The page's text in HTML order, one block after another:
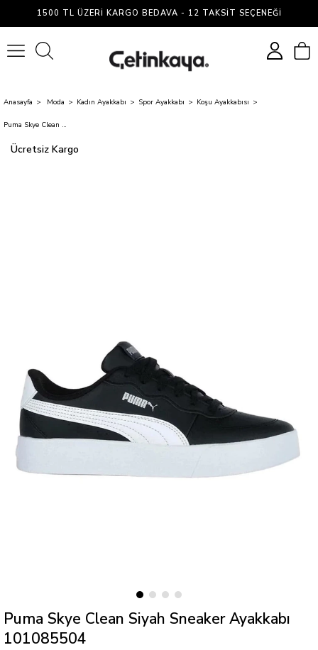
1500 TL ÜZERI KARGO BEDAVA - 12 TAKSIT SEÇENEĞI
Anasayfa Moda Kadın Ayakkabı Spor Ayakkabı Koşu Ayakkabısı
Puma Skye Clean Siyah Sneaker Ayakkabı 101085504
Ücretsiz Kargo
Puma Skye Clean Siyah Sneaker Ayakkabı
101085504